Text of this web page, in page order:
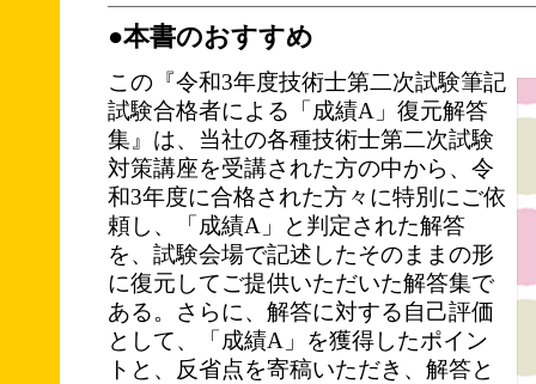
●本書のおすすめ
この『令和3年度技術士第二次試験筆記
試験合格者による「成績A」復元解答
集』は、当社の各種技術士第二次試験
対策講座を受講された方の中から、令
和3年度に合格された方々に特別にご依
頼し、「成績A」と判定された解答
を、試験会場で記述したそのままの形
に復元してご提供いただいた解答集で
ある。さらに、解答に対する自己評価
として、「成績A」を獲得したポイン
トと、反省点を寄稿いただき、解答と